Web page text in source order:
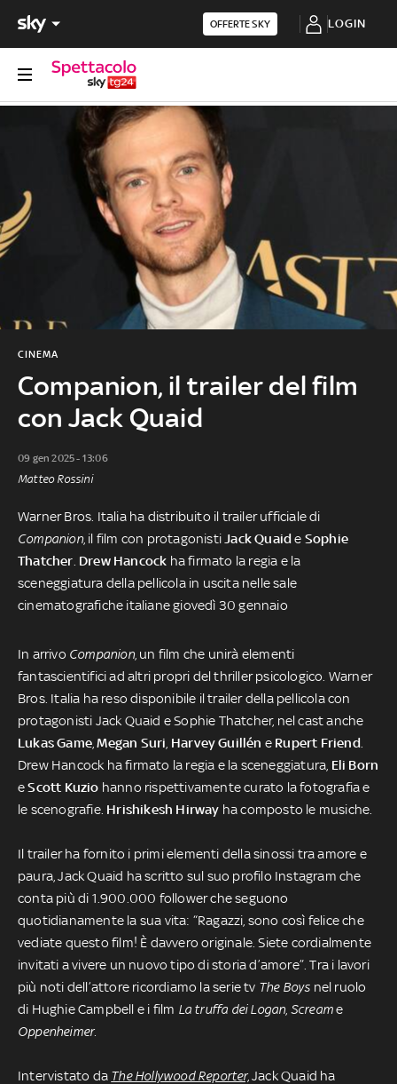
OFFERTE SKY LOGIN
Companion, il trailer del film
con Jack Quaid
CINEMA
09 gen 2025 - 13:06
Matteo Rossini
Warner Bros. Italia ha distribuito il trailer ufficiale di
Companion, il film con protagonisti JackQuaide Sophie
Thatcher Drew Hancock ha firmato la regia e la
sceneggiatura della pellicola in uscita nelle sale
cinematografiche italiane giovedì 30 gennaio
In arrivo Companion, un film che unirà elementi
fantascientifici ad altri propri del thriller psicologico. Warner
Bros. Italia ha reso disponibile il trailer della pellicola con
protagonisti Jack Quaid e Sophie Thatcher, nel cast anche
LukasGame ,Megan Suri HarveyGuillén e Rupert Friend.
Drew Hancock ha firmato la regia e la sceneggiatura, Eli Born
eScott Kuzio hanno rispettivamente curato la fotografia e
le scenografie. Hrishikesh Hirway ha composto le musiche.
Il trailer ha fornito i primi elementi della sinossi tra amore e
paura, Jack Quaid ha scritto sul suo profilo Instagram che
conta più di 1.900.000 follower che seguono
quotidianamente la sua vita: “Ragazzi, sono così felice che
vediate questo film! È davvero originale. Siete cordialmente
invitati a vivere un nuovo tipo di storia d’amore”. Tra i lavori
più noti dell’attore ricordiamo la serie tv The Boys nel ruolo
di Hughie Campbell e i film La truffa dei Logan, Screame
Oppenheimer.
Intervistato da The Hollywood Reporter,Jack Quaid ha